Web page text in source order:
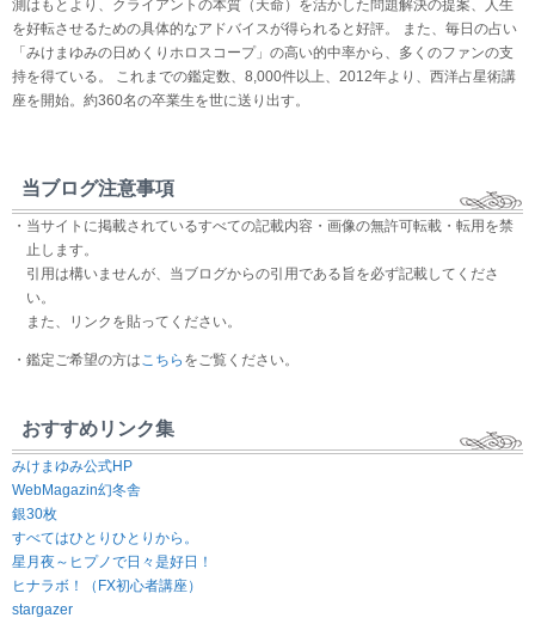
測はもとより、クライアントの本質（天命）を活かした問題解決の提案、人生
を好転させるための具体的なアドバイスが得られると好評。 また、毎日の占い
「みけまゆみの日めくりホロスコープ」の高い的中率から、多くのファンの支
持を得ている。 これまでの鑑定数、8,000件以上、2012年より、西洋占星術講
座を開始。約360名の卒業生を世に送り出す。
当ブログ注意事項
・当サイトに掲載されているすべての記載内容・画像の無許可転載・転用を禁
止します。
引用は構いませんが、当ブログからの引用である旨を必ず記載してくださ
い。
また、リンクを貼ってください。
・鑑定ご希望の方はこちら をご覧ください。
おすすめリンク集
みけまゆみ公式HP
WebMagazin幻冬舎
銀30枚
すべてはひとりひとりから。
星月夜～ヒプノで日々是好日！
ヒナラボ！（FX初心者講座）
stargazer